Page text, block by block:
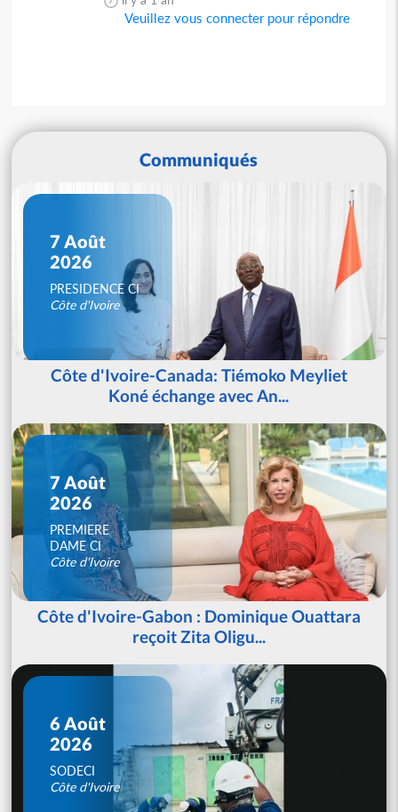
Veuillez vous connecter pour répondre
Communiqués
7 Août
2026
PRESIDENCE CI
Côte d'Ivoire
Côte d'Ivoire-Canada: Tiémoko Meyliet
Koné échange avec An...
7 Août
2026
PREMIERE
DAME CI
Côte d'Ivoire
Côte d'Ivoire-Gabon : Dominique Ouattara
reçoit Zita Oligu...
6 Août
2026
SODECI
Côte d'Ivoire